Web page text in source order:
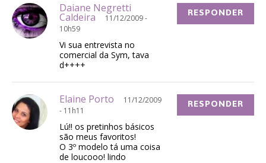
Daiane Negretti
Caldeira
11/12/2009 -
10h59
Vi sua entrevista no
comercial da Sym, tava
d++++
RESPONDER
Elaine Porto
11/12/2009
- 11h11
Lú!! os pretinhos básicos
são meus favoritos!
O 3º modelo tá uma coisa
de loucooo! lindo
RESPONDER